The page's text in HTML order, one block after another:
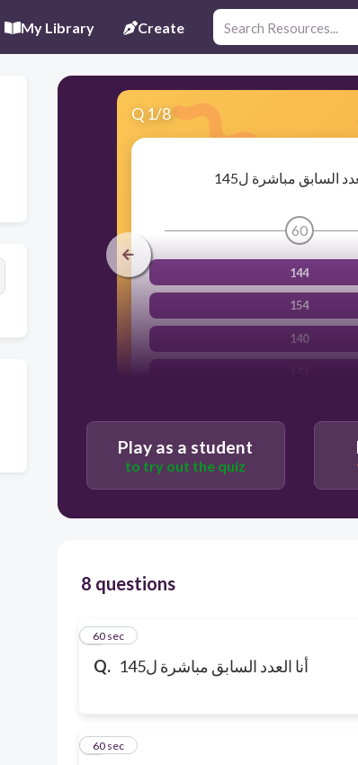
My Library Create
Q 1/8
السابق مباشرة ل145
60
144
154
140
Play as a student
to try out the quiz
8 questions
Q. أنا العدد السابق مباشرة ل145
160 sec
260 sec